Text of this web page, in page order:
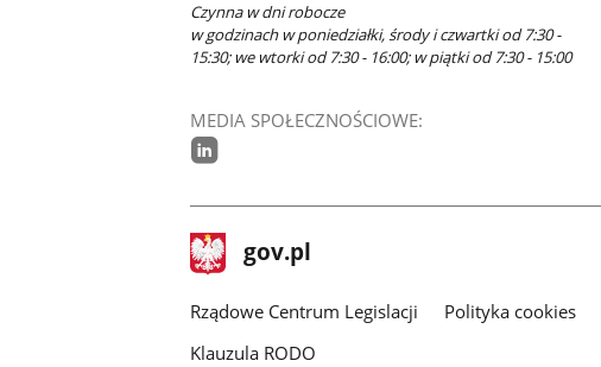
Czynna w dni robocze
w godzinach w poniedziałki, środy i czwartki od 7:30 -
15:30; we wtorki od 7:30 - 16:00; w piątki od 7:30 - 15:00
MEDIA SPOŁECZNOŚCIOWE:
stopka
gov.pl Strona
gov.pl
Rządowe Centrum Legislacji Polityka cookies
Klauzula RODO